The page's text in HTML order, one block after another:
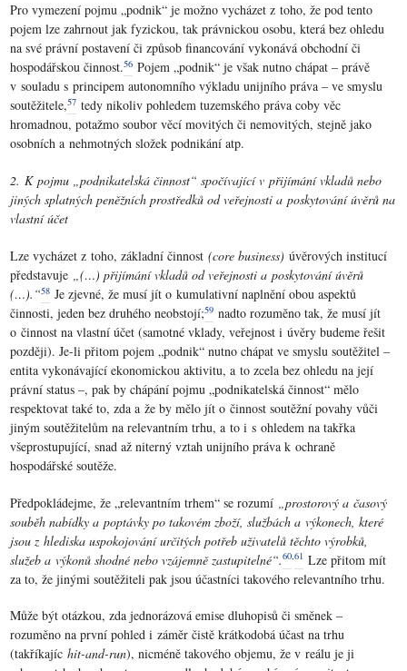
Pro vymezení pojmu „podnik“ je možno vycházet z toho, že pod tento
pojem lze zahrnout jak fyzickou, tak právnickou osobu, která bez ohledu
na své právní postavení či způsob financování vykonává obchodní či
hospodářskou činnost.56 Pojem „podnik“ je však nutno chápat – právě
v souladu s principem autonomního výkladu unijního práva – ve smyslu
soutěžitele,57 tedy nikoliv pohledem tuzemského práva coby věc
hromadnou, potažmo soubor věcí movitých či nemovitých, stejně jako
osobních a nehmotných složek podnikání atp.
2. K pojmu „podnikatelská činnost“ spočívající v přijímání vkladů nebo
jiných splatných peněžních prostředků od veřejnosti a poskytování úvěrů na
vlastní účet
Lze vycházet z toho, základní činnost(core business) úvěrových institucí
představuje „(…) přijímání vkladů od veřejnosti a poskytování úvěrů
(…).“58 Je zjevné, že musí jít o kumulativní naplnění obou aspektů
činnosti, jeden bez druhého neobstojí;59 nadto rozuměno tak, že musí jít
o činnost na vlastní účet (samotné vklady, veřejnost i úvěry budeme řešit
později). Je-li přitom pojem „podnik“ nutno chápat ve smyslu soutěžitel –
entita vykonávající ekonomickou aktivitu, a to zcela bez ohledu na její
právní status –, pak by chápání pojmu „podnikatelská činnost“ mělo
respektovat také to, zda a že by mělo jít o činnost soutěžní povahy vůči
jiným soutěžitelům na relevantním trhu, a to i s ohledem na takřka
všeprostupující, snad až niterný vztah unijního práva k ochraně
hospodářské soutěže.
Předpokládejme, že „relevantním trhem“ se rozumí
„prostorový a časový
souběh nabídky a poptávky po takovém zboží, službách a výkonech, které
jsou z hlediska uspokojování určitých potřeb uživatelů těchto výrobků,
služeb a výkonů shodné nebo vzájemně zastupitelné“.60,61 Lze přitom mít
za to, že jinými soutěžiteli pak jsou účastníci takového relevantního trhu.
Může být otázkou, zda jednorázová emise dluhopisů či směnek –
rozuměno na první pohled i záměr čistě krátkodobá účast na trhu
(takříkajíchit-and-run), nicméně takového objemu, že v reálu je ji